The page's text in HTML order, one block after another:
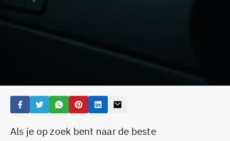
Als je op zoek bent naar de beste